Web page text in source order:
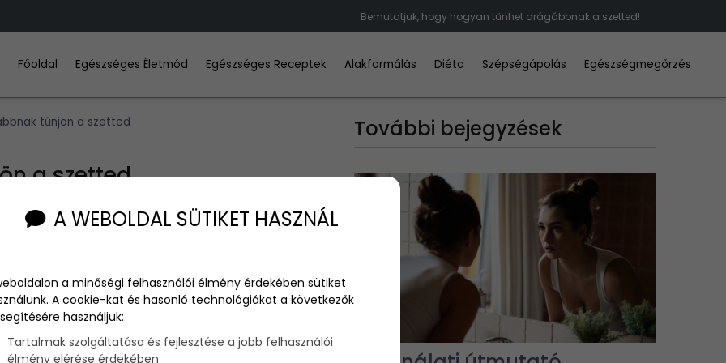
Bemutatjuk, hogy hogyan tűnhet drágábbnak a szetted!
Főoldal Egészséges Életmód Egészséges Receptek Alakformálás Diéta Szépségápolás Egészségmegőrzés
tűnjön a szetted
a szetted
az aktuális trendekkel, és valljuk be, a pénztárcánk
olyan trükkök azonban, melyek segítségével kevés pénzből
További bejegyzések
A WEBOLDAL SÜTIKET HASZNÁL
a minőségi felhasználói élmény érdekében sütiket
A cookie-kat és hasonló technológiákat a következők
használjuk:
Tartalmak szolgáltatása és fejlesztése a jobb felhasználói
élmény elérése érdekében